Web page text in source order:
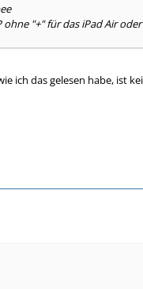
ohne "+" für das iPad Air
ich das gelesen habe, ist